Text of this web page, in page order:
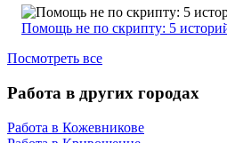
Помощь не по скрипту: 5
Посмотреть все
Работа в других городах
Работа в Кожевникове